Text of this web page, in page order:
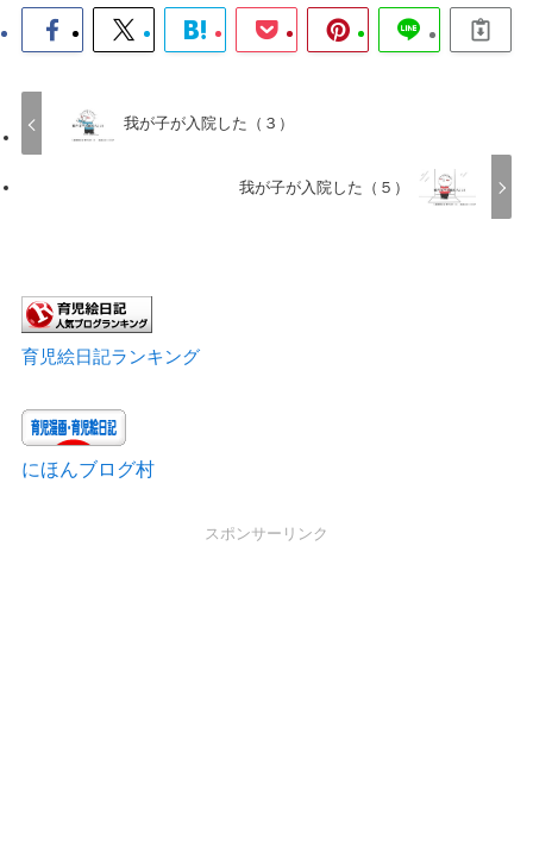
我が子が入院した（３）
我が子が入院した（５）
育児絵日記ランキング
にほんブログ村
スポンサーリンク